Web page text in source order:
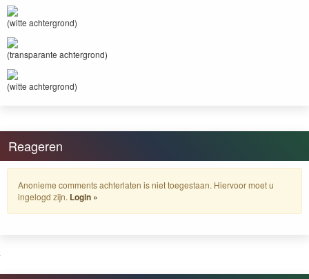
(witte achtergrond)
(transparante achtergrond)
(witte achtergrond)
Reageren
Anonieme comments achterlaten is niet toegestaan. Hiervoor moet u
ingelogd zijn. Login »